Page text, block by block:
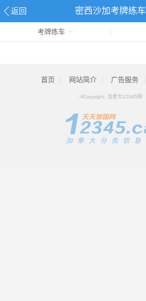
返回 密西沙加考牌练车
考牌练车
首页 网站简介 广告服务
©Copyright 加拿大12345网